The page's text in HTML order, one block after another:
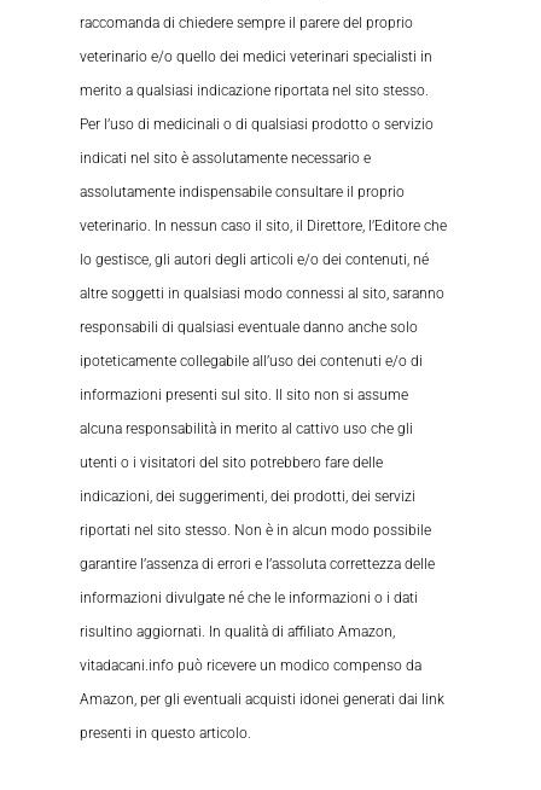
raccomanda di chiedere sempre il parere del proprio
veterinario e/o quello dei medici veterinari specialisti in
merito a qualsiasi indicazione riportata nel sito stesso.
Per l’uso di medicinali o di qualsiasi prodotto o servizio
indicati nel sito è assolutamente necessario e
assolutamente indispensabile consultare il proprio
veterinario. In nessun caso il sito, il Direttore, l’Editore che
lo gestisce, gli autori degli articoli e/o dei contenuti, né
altre soggetti in qualsiasi modo connessi al sito, saranno
responsabili di qualsiasi eventuale danno anche solo
ipoteticamente collegabile all’uso dei contenuti e/o di
informazioni presenti sul sito. Il sito non si assume
alcuna responsabilità in merito al cattivo uso che gli
utenti o i visitatori del sito potrebbero fare delle
indicazioni, dei suggerimenti, dei prodotti, dei servizi
riportati nel sito stesso. Non è in alcun modo possibile
garantire l’assenza di errori e l’assoluta correttezza delle
informazioni divulgate né che le informazioni o i dati
risultino aggiornati. In qualità di affiliato Amazon,
vitadacani.info può ricevere un modico compenso da
Amazon, per gli eventuali acquisti idonei generati dai link
presenti in questo articolo.